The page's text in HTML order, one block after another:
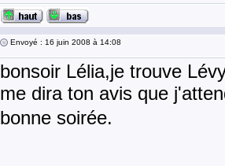
Envoyé : 16 juin 2008 à 14:08
bonsoir Lélia,je trouve
me dira ton avis que
bonne soirée.